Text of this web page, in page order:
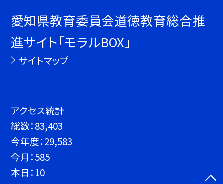
愛知県教育委員会道徳教育総合推
進サイト「モラルBOX」
サイトマップ
アクセス統計
総数：83,403
今年度：29,583
今月：585
本日： 10